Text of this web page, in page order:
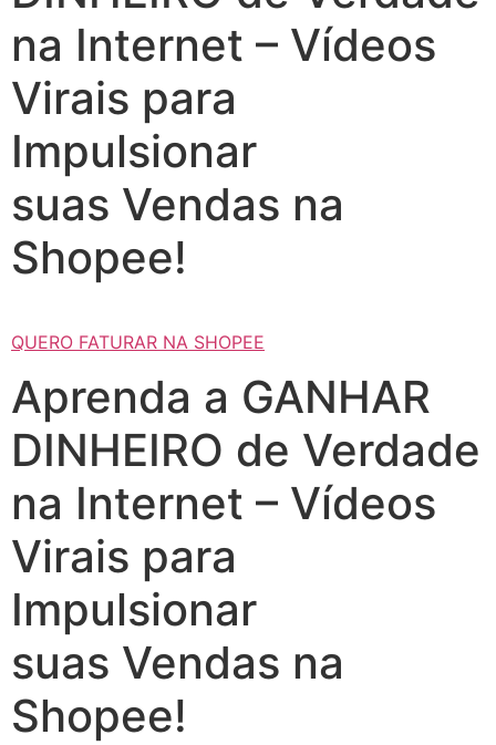
na Internet – Vídeos
Virais para
Impulsionar
suas Vendas na
Shopee!
QUERO FATURAR NA SHOPEE
Aprenda a GANHAR
DINHEIRO de Verdade
na Internet – Vídeos
Virais para
Impulsionar
suas Vendas na
Shopee!